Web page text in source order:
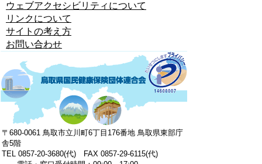
ウェブアクセシビリティについて
リンクについて
サイトの考え方
お問い合わせ
〒680-0061 鳥取市立川町6丁目176番地 鳥取県東部庁
舎5階
TEL 0857-20-3680(代) FAX 0857-29-6115(代)